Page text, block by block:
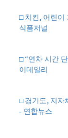
□ 치킨 , 어린이
식품저널
□“연차 시간
이데일리
□ 경기도 , 지자
- 연합뉴스